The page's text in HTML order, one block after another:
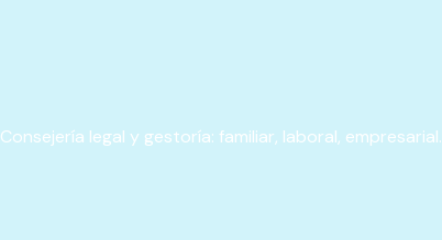
Consejería legal y gestoría: familiar, laboral, empresarial.​